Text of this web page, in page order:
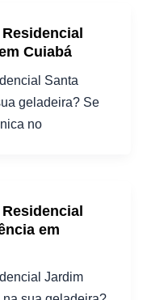
Cuiabá
Santa
geladeira? Se
no
em
Jardim